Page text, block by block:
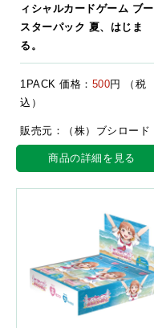
ィシャルカードゲーム ブー
スターパック 夏、はじま
る。
1PACK 価格： 500円 （税
込）
販売元：（株）ブシロード
商品の詳細を見る